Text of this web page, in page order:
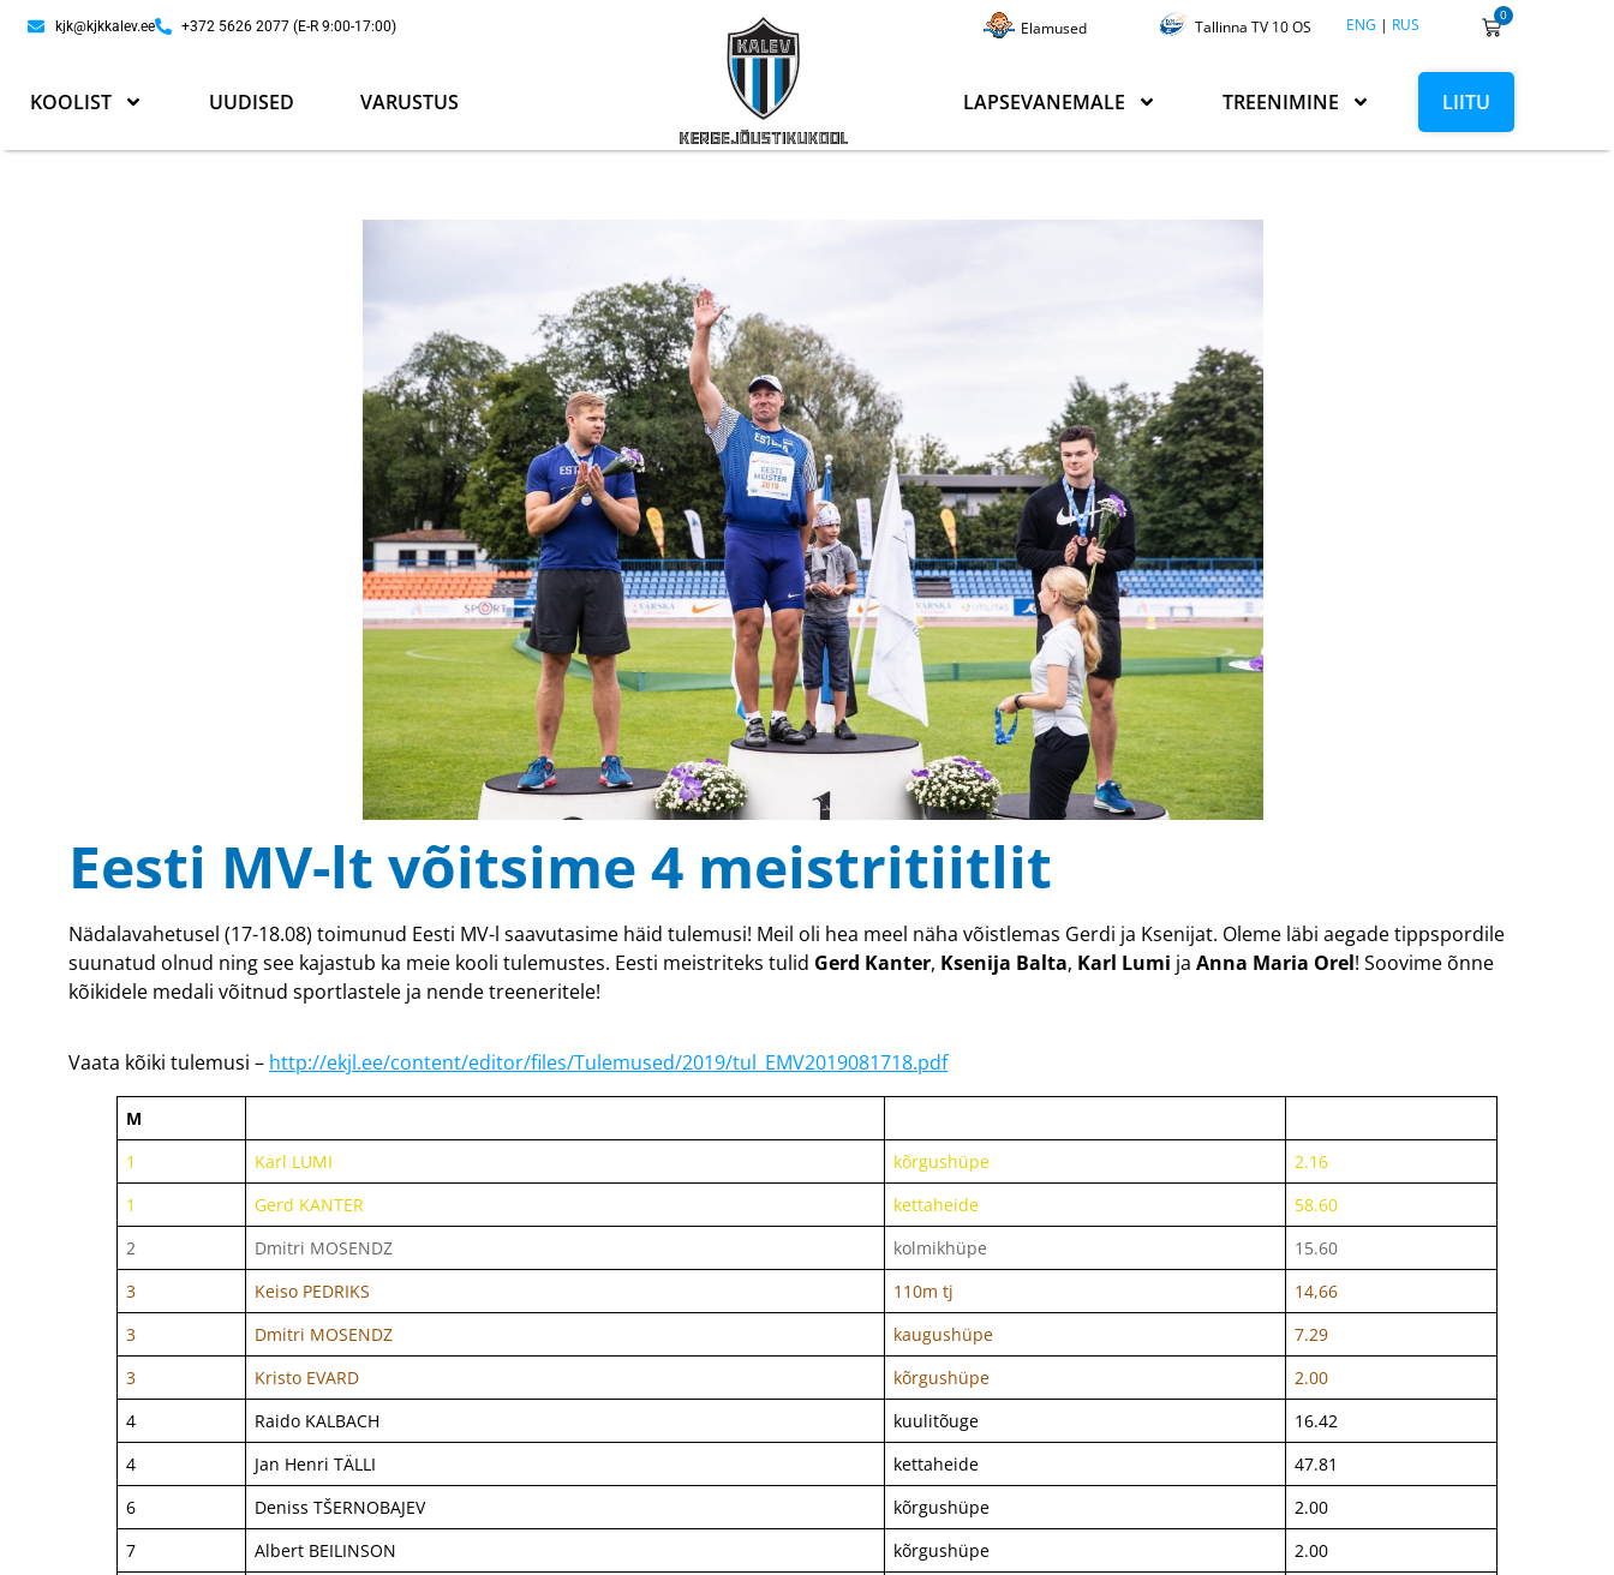
kjk@kjkkalev.ee +372 5626 2077 (E-R 9:00-17:00) Elamused Tallinna TV 10 OS ENG | RUS 0
KOOLIST UUDISED VARUSTUS LAPSEVANEMALE TREENIMINE LIITU
Eesti MV-lt võitsime 4 meistritiitlit
Nädalavahetusel (17-18.08) toimunud Eesti MV-l saavutasime häid tulemusi! Meil oli hea meel näha võistlemas Gerdi ja Ksenijat. Oleme läbi aegade tippspordile
suunatud olnud ning see kajastub ka meie kooli tulemustes. Eesti meistriteks tulid Gerd Kanter, Ksenija Balta, Karl Lumi ja Anna Maria Orel! Soovime õnne
kõikidele medali võitnud sportlastele ja nende treeneritele!
Vaata kõiki tulemusi – http://ekjl.ee/content/editor/files/Tulemused/2019/tul_EMV2019081718.pdf
M
1
Karl LUMI kõrgushüpe
2.16
1
Gerd KANTER kettaheide
58.60
2
Dmitri MOSENDZ kolmikhüpe
15.60
3
Keiso PEDRIKS 110m tj
14,66
3
Dmitri MOSENDZ kaugushüpe
7.29
3
Kristo EVARD kõrgushüpe
2.00
4
Raido KALBACH kuulitõuge
16.42
4
Jan Henri TÄLLI kettaheide
47.81
6
Deniss TŠERNOBAJEV kõrgushüpe
2.00
7
Albert BEILINSON kõrgushüpe
2.00